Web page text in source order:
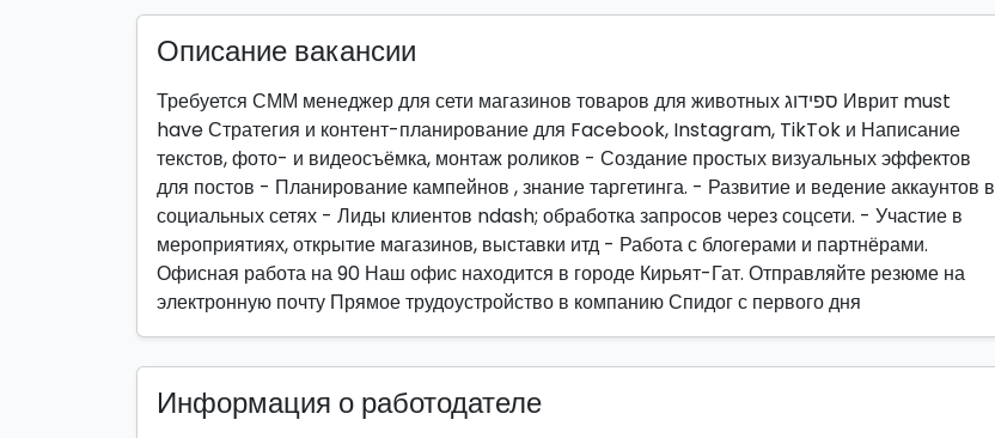
Описание вакансии
Требуется СММ менеджер для сети магазинов товаров для животных ספידוג Иврит must
have Стратегия и контент-планирование для Facebook, Instagram, TikTok и Написание
текстов, фото- и видеосъёмка, монтаж роликов - Создание простых визуальных эффектов
для постов - Планирование кампейнов , знание таргетинга. - Развитие и ведение аккаунтов в
социальных сетях - Лиды клиентов ndash; обработка запросов через соцсети. - Участие в
мероприятиях, открытие магазинов, выставки итд - Работа с блогерами и партнёрами.
Офисная работа на 90 Наш офис находится в городе Кирьят-Гат. Отправляйте резюме на
электронную почту Прямое трудоустройство в компанию Спидог с первого дня
Информация о работодателе